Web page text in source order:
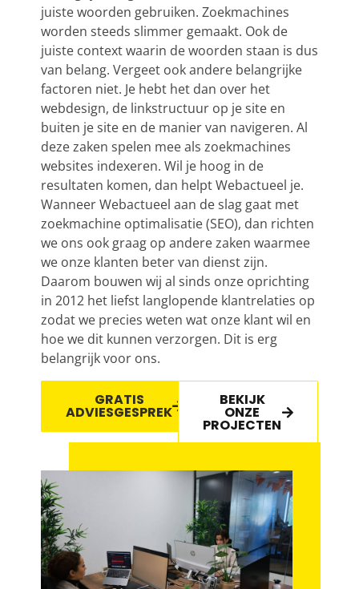
juiste woorden gebruiken. Zoekmachines
worden steeds slimmer gemaakt. Ook de
juiste context waarin de woorden staan is dus
van belang. Vergeet ook andere belangrijke
factoren niet. Je hebt het dan over het
webdesign, de linkstructuur op je site en
buiten je site en de manier van navigeren. Al
deze zaken spelen mee als zoekmachines
websites indexeren. Wil je hoog in de
resultaten komen, dan helpt Webactueel je.
Wanneer Webactueel aan de slag gaat met
zoekmachine optimalisatie (SEO), dan richten
we ons ook graag op andere zaken waarmee
we onze klanten beter van dienst zijn.
Daarom bouwen wij al sinds onze oprichting
in 2012 het liefst langlopende klantrelaties op
zodat we precies weten wat onze klant wil en
hoe we dit kunnen verzorgen. Dit is erg
belangrijk voor ons.
GRATIS
ADVIESGESPREK
BEKIJK
ONZE
PROJECTEN